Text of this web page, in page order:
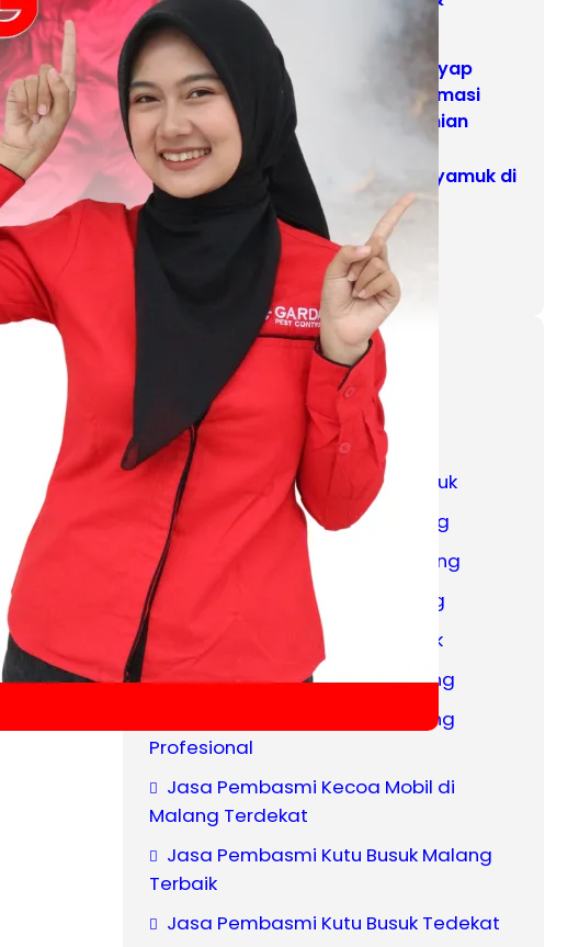
Harga Suntik Rayap
Malang dan Estimasi
Biaya Pembasmian
Jasa Fogging Nyamuk di
Klojen Malang
Profesional
Categories
Anti Rayap
Harga Jasa Pembasmi Nyamuk
Jasa Anti Rayap No.1 di Malang
Jasa Basmi Rayap Area Malang
Jasa Fogging Nyamuk Malang
Jasa Fogging Nyamuk Terbaik
Jasa Pembasmi Kecoa Malang
Jasa Pembasmi Kecoa Malang
Profesional
Jasa Pembasmi Kecoa Mobil di
Malang Terdekat
Jasa Pembasmi Kutu Busuk Malang
Terbaik
Jasa Pembasmi Kutu Busuk Tedekat